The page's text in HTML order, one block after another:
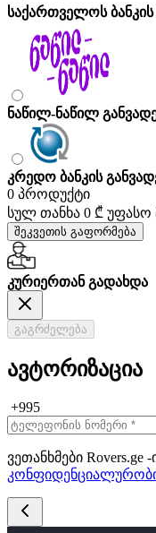
საქართველოს ბანკის
ნაწილ-ნაწილ
კრედო ბანკის
0 პროდუქტი
სულ თანხა 0 ₾ უფასო
შეკვეთის გაფორმება
კურიერთან გადახდა
გაგრძელება
ავტორიზაცია
+995
ვეთანხმები Rovers.ge -